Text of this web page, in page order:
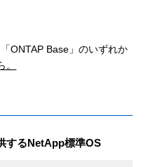
ONTAP Base」のいずれか
。
するNetApp標準OS